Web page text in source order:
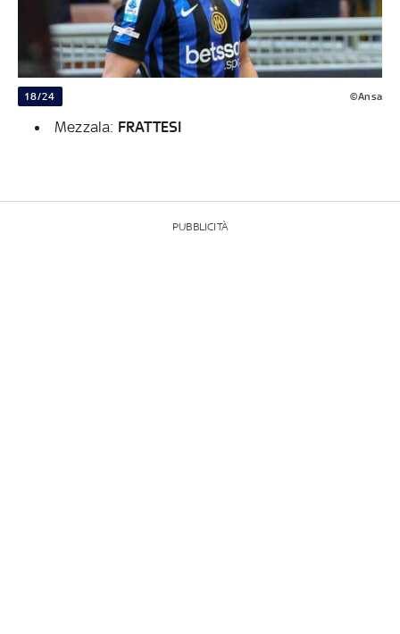
18/24 ©Ansa
Mezzala: FRATTESI
PUBBLICITÀ